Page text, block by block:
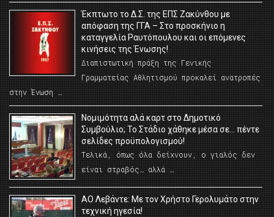
Έκπτωτο το Δ.Σ. της ΕΠΣ Ζακύνθου με
απόφαση της ΓΓΑ – Στο προσκήνιο η
καταγγελία Ραυτόπουλου και οι επόμενες
κινήσεις της Ένωσης!
Διαπιστωτική πράξη της Γενικής
Γραμματείας Αθλητισμού προκαλεί ανατροπές
στην Ένωση …
Νομιμότητα αλά καρτ στο Δημοτικό
Συμβούλιο; Το Στάδιο χάθηκε μέσα σε… πέντε
σελίδες προϋπολογισμού!
Τελικά, όπως όλα δείχνουν, ο γιαλός δεν
είναι στραβός… αλλά …
ΑΟ Λεβάντε: Με τον Χρήστο Γερολυμάτο στην
τεχνική ηγεσία!